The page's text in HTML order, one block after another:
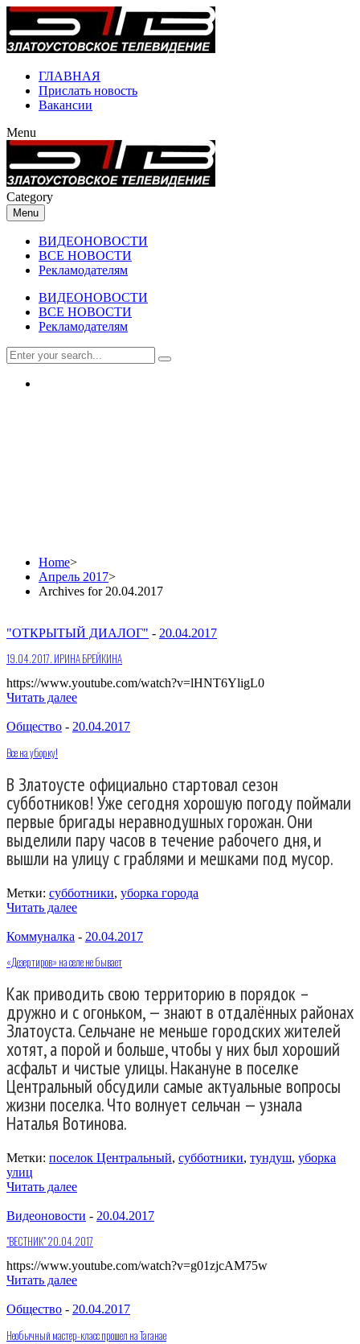
ГЛАВНАЯ
Прислать новость
Вакансии
Menu
Category
Menu
ВИДЕОНОВОСТИ
ВСЕ НОВОСТИ
Рекламодателям
ВИДЕОНОВОСТИ
ВСЕ НОВОСТИ
Рекламодателям
Home>
Апрель 2017>
Archives for 20.04.2017
"ОТКРЫТЫЙ ДИАЛОГ" - 20.04.2017
19.04.2017. ИРИНА БРЕЙКИНА
https://www.youtube.com/watch?v=lHNT6YligL0
Читать далее
Общество - 20.04.2017
Все на уборку!
В Златоусте официально стартовал сезон
субботников! Уже сегодня хорошую погоду поймали
первые бригады неравнодушных горожан. Они
выделили пару часов в течение рабочего дня, и
вышли на улицу с граблями и мешками под мусор.
Метки: субботники, уборка города
Читать далее
Коммуналка - 20.04.2017
«Дезертиров» на селе не бывает
Как приводить свою территорию в порядок –
дружно и с огоньком, — знают в отдалённых районах
Златоуста. Сельчане не меньше городских жителей
хотят, а порой и больше, чтобы у них был хороший
асфальт и чистые улицы. Накануне в поселке
Центральный обсудили самые актуальные вопросы
жизни поселка. Что волнует сельчан — узнала
Наталья Вотинова.
Метки: поселок Центральный, субботники, тундуш, уборка
улиц
Читать далее
Видеоновости - 20.04.2017
"ВЕСТНИК" 20.04.2017
https://www.youtube.com/watch?v=g01zjcAM75w
Читать далее
Общество - 20.04.2017
Необычный мастер-класс прошел на Таганае